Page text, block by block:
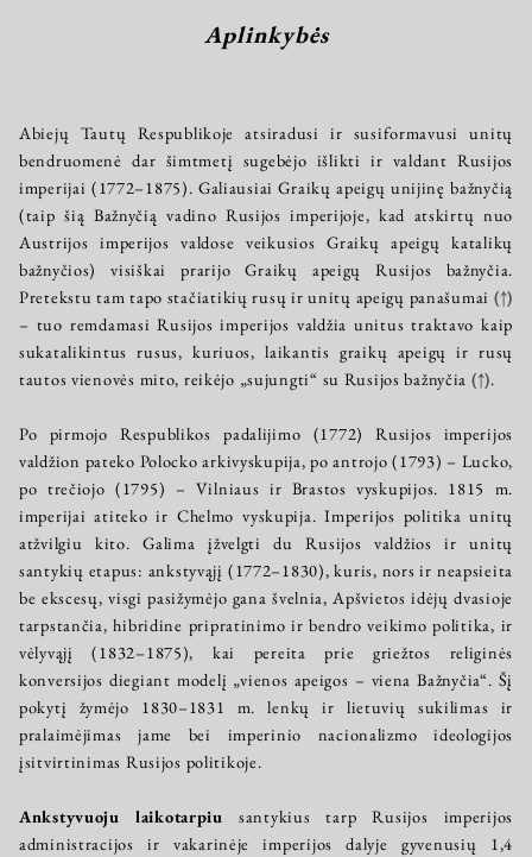
Aplinkybės
Abiejų Tautų Respublikoje atsiradusi ir susiformavusi unitų
bendruomenė dar šimtmetį sugebėjo išlikti ir valdant Rusijos
imperijai (1772–1875). Galiausiai Graikų apeigų unijinę bažnyčią
(taip šią Bažnyčią vadino Rusijos imperijoje, kad atskirtų nuo
Austrijos imperijos valdose veikusios Graikų apeigų katalikų
bažnyčios) visiškai prarijo Graikų apeigų Rusijos bažnyčia.
Pretekstu tam tapo stačiatikių rusų ir unitų apeigų panašumai (↑)
– tuo remdamasi Rusijos imperijos valdžia unitus traktavo kaip
sukatalikintus rusus, kuriuos, laikantis graikų apeigų ir rusų
tautos vienovės mito, reikėjo „sujungti“ su Rusijos bažnyčia (↑).
Po pirmojo Respublikos padalijimo (1772) Rusijos imperijos
valdžion pateko Polocko arkivyskupija, po antrojo (1793) – Lucko,
po trečiojo (1795) – Vilniaus ir Brastos vyskupijos. 1815 m.
imperijai atiteko ir Chelmo vyskupija. Imperijos politika unitų
atžvilgiu kito. Galima įžvelgti du Rusijos valdžios ir unitų
santykių etapus: ankstyvąjį (1772–1830), kuris, nors ir neapsieita
be ekscesų, visgi pasižymėjo gana švelnia, Apšvietos idėjų dvasioje
tarpstančia, hibridine pripratinimo ir bendro veikimo politika, ir
vėlyvąjį (1832–1875), kai pereita prie griežtos religinės
konversijos diegiant modelį „vienos apeigos – viena Bažnyčia“. Šį
pokytį žymėjo 1830–1831 m. lenkų ir lietuvių sukilimas ir
pralaimėjimas jame bei imperinio nacionalizmo ideologijos
įsitvirtinimas Rusijos politikoje.
Ankstyvuoju laikotarpiu santykius tarp Rusijos imperijos
administracijos ir vakarinėje imperijos dalyje gyvenusių 1,4